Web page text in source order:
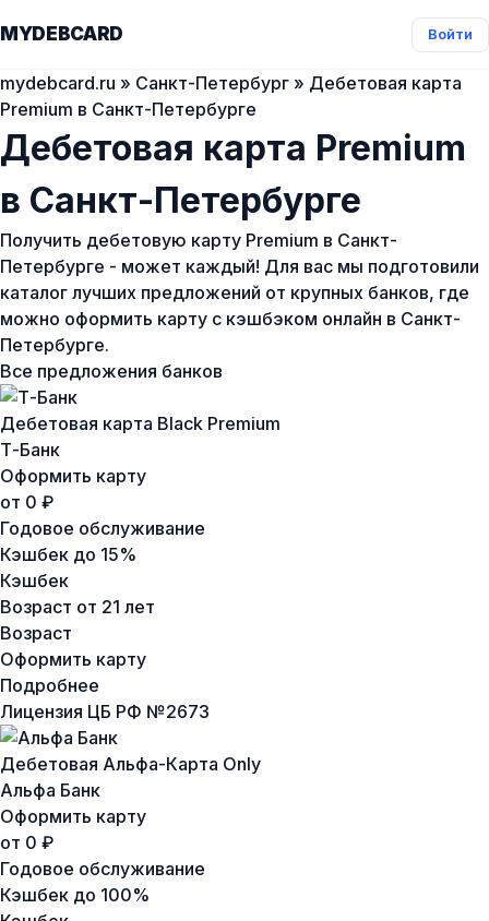
MYDEBCARD Войти
mydebcard.ru » Санкт-Петербург » Дебетовая карта
Premium в Санкт-Петербурге
Дебетовая карта Premium
в Санкт-Петербурге
Получить дебетовую карту Premium в Санкт-
Петербурге - может каждый! Для вас мы подготовили
каталог лучших предложений от крупных банков, где
можно оформить карту с кэшбэком онлайн в Санкт-
Петербурге.
Все предложения банков
Дебетовая карта Black Premium
Т-Банк
Оформить карту
от 0 ₽
Годовое обслуживание
Кэшбек до 15%
Кэшбек
Возраст от 21 лет
Возраст
Оформить карту
Подробнее
Лицензия ЦБ РФ №2673
Дебетовая Альфа-Карта Only
Альфа Банк
Оформить карту
от 0 ₽
Годовое обслуживание
Кэшбек до 100%